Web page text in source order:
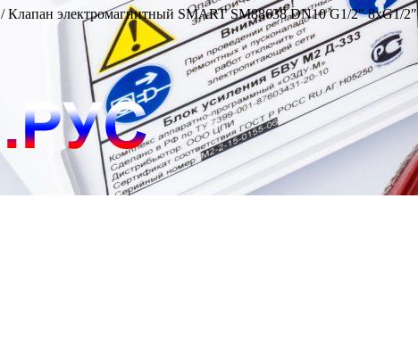
/ Клапан электромагнитный SMART SM88638 DN10 G1/2″ 8хG1/2″